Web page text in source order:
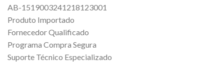
AB-1519003241218123001
Produto Importado
Fornecedor Qualificado
Programa Compra Segura
Suporte Técnico Especializado